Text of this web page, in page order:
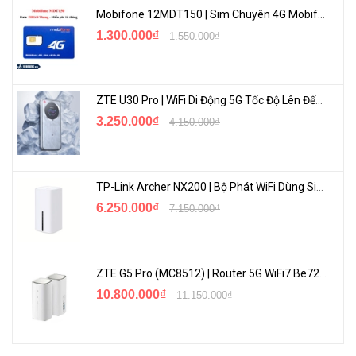
Thông tin công suất PB-Y23
Dung lượng: 15,000mAh / 37Wh
USB Đầu ra: 5–6V 3A, 6–9V 2A, 9–12V 1.5A
Kích thước: 177 x 69 x 25mm
Trọng lượng:417g
1.300.000₫ 1.550.000₫
ZTE U30 Pro | WiFi Di Động 5G Tốc Độ Lên Đến 500Mbps, Màn Hình Cảm Ứng
3.250.000₫ 4.150.000₫
6.250.000₫ 7.150.000₫
10.800.000₫ 11.150.000₫